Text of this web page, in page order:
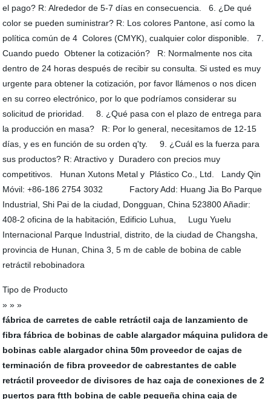
el pago? R: Alrededor de 5-7 días en consecuencia. 6. ¿De qué
color se pueden suministrar? R: Los colores Pantone, así como la
política común de 4 Colores (CMYK), cualquier color disponible. 7.
Cuando puedo Obtener la cotización? R: Normalmente nos cita
dentro de 24 horas después de recibir su consulta. Si usted es muy
urgente para obtener la cotización, por favor llámenos o nos dicen
en su correo electrónico, por lo que podríamos considerar su
solicitud de prioridad. 8. ¿Qué pasa con el plazo de entrega para
la producción en masa? R: Por lo general, necesitamos de 12-15
días, y es en función de su orden q'ty. 9. ¿Cuál es la fuerza para
sus productos? R: Atractivo y Duradero con precios muy
competitivos. Hunan Xutons Metal y Plástico Co., Ltd. Landy Qin
Móvil: +86-186 2754 3032 Factory Add: Huang Jia Bo Parque
Industrial, Shi Pai de la ciudad, Dongguan, China 523800 Añadir:
408-2 oficina de la habitación, Edificio Luhua, Lugu Yuelu
Internacional Parque Industrial, distrito, de la ciudad de Changsha,
provincia de Hunan, China 3, 5 m de cable de bobina de cable
retráctil rebobinadora
Tipo de Producto
» » »
fábrica de carretes de cable retráctil caja de lanzamiento de
fibra fábrica de bobinas de cable alargador máquina pulidora de
bobinas cable alargador china 50m proveedor de cajas de
terminación de fibra proveedor de cabrestantes de cable
retráctil proveedor de divisores de haz caja de conexiones de 2
puertos para ftth bobina de cable pequeña china caja de